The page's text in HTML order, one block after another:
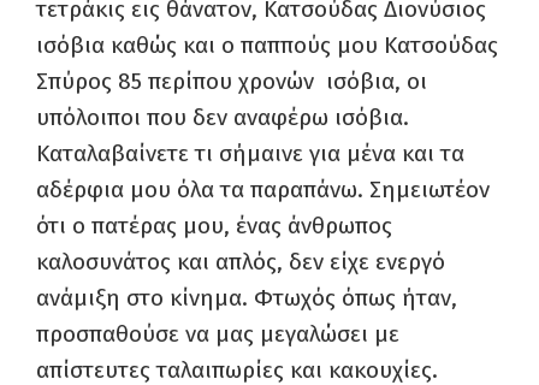
τετράκις εις θάνατον, Κατσούδας Διονύσιος
ισόβια καθώς και ο παππούς μου Κατσούδας
Σπύρος 85 περίπου χρονών ισόβια, οι
υπόλοιποι που δεν αναφέρω ισόβια.
Καταλαβαίνετε τι σήμαινε για μένα και τα
αδέρφια μου όλα τα παραπάνω. Σημειωτέον
ότι ο πατέρας μου, ένας άνθρωπος
καλοσυνάτος και απλός, δεν είχε ενεργό
ανάμιξη στο κίνημα. Φτωχός όπως ήταν,
προσπαθούσε να μας μεγαλώσει με
απίστευτες ταλαιπωρίες και κακουχίες.